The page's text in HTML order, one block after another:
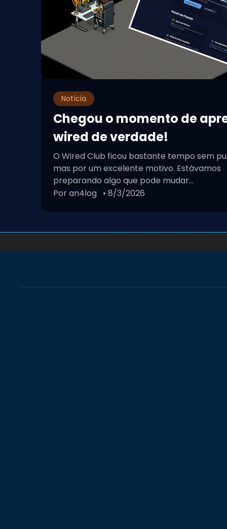
Notícia
Chegou o momento de
wired de verdade!
O Wired Club ficou bastante tempo sem
mas por um excelente motivo. Estávamos
preparando algo que pode mudar...
Por an4log • 8/3/2026